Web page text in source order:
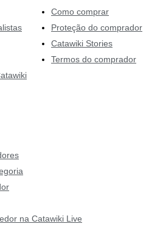
Como comprar
Proteção do comprador
Catawiki Stories
Termos do comprador
na Catawiki Live